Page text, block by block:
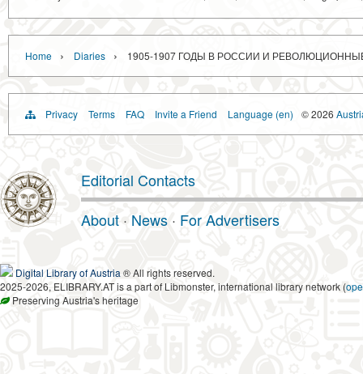
Home › Diaries › 1905-1907 ГОДЫ В РОССИИ И
Privacy Terms FAQ Invite a Friend Language (en) © 2026
Editorial Contacts
About · News · For Advertisers
Digital Library of Austria ® All rights reserved.
2025-2026, ELIBRARY.AT is a part of Libmonster, international library network (
Preserving Austria's heritage